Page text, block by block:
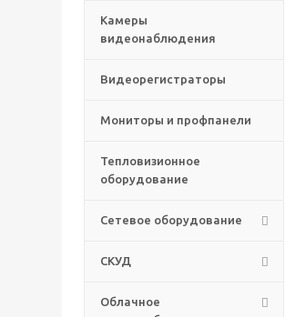
Камеры
видеонаблюдения
Видеорегистраторы
Мониторы и профпанели
Тепловизионное
оборудование
Сетевое оборудование
СКУД
Облачное